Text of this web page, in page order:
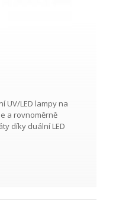
UV/LED lampy na
a rovnoměrně
díky duální LED